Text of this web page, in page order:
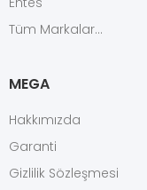
Tüm Markalar...
MEGA
Hakkımızda
Garanti
Gizlilik Sözleşmesi